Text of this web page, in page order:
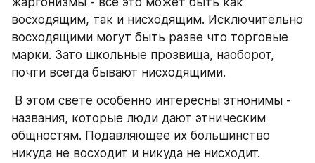
восходящим, так и нисходящим. Исключительно
восходящими могут быть разве что торговые
марки. Зато школьные прозвища, наоборот,
почти всегда бывают нисходящими.
названия, которые люди дают этническим
общностям. Подавляющее их большинство
никуда не восходит и никуда не нисходит.